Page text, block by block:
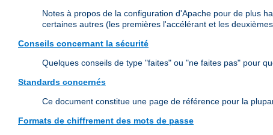
Notes à propos de la configuration d'Apache pour de plus
certaines autres (les premières l'accélérant et les
Conseils concernant la sécurité
Quelques conseils de type "faites" ou "ne faites pas" pour
Standards concernés
Ce document constitue une page de référence pour la
Formats de chiffrement des mots de passe